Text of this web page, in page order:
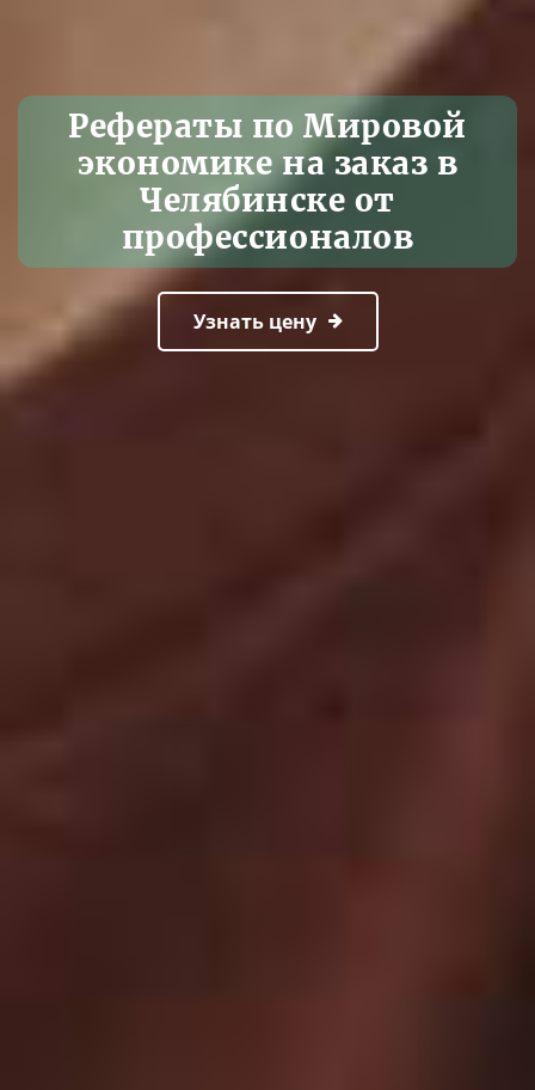
Рефераты по Мировой
экономике на заказ в
Челябинске от
профессионалов
Узнать цену